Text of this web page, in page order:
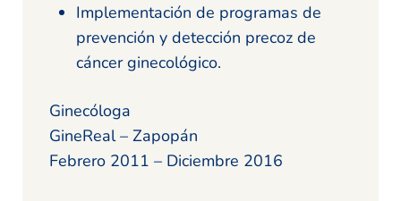
Implementación de programas de
prevención y detección precoz de
cáncer ginecológico.
Ginecóloga
GineReal – Zapopán
Febrero 2011 – Diciembre 2016